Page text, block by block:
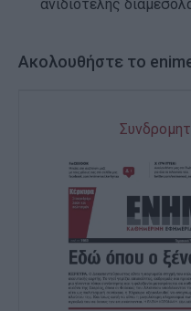
ανιδιοτελής
Ακολουθήστε το